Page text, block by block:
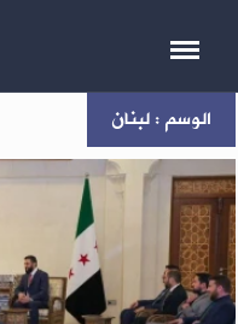
الوسم : لبنان